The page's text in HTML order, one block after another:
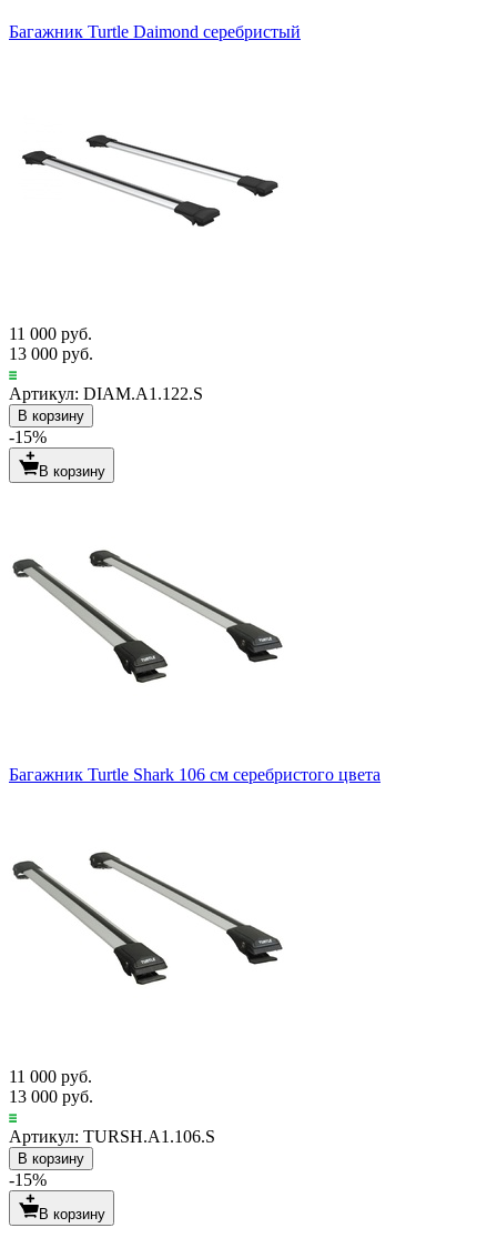
Багажник Turtle Daimond серебристый
11 000 руб.
13 000 руб.
Артикул: DIAM.A1.122.S
В корзину
-15%
В корзину
Багажник Turtle Shark 106 см серебристого цвета
11 000 руб.
13 000 руб.
Артикул: TURSH.A1.106.S
В корзину
-15%
В корзину